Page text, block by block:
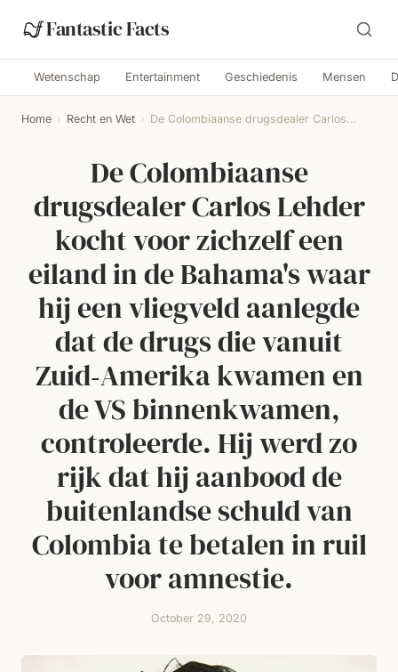
Fantastic Facts
Wetenschap Entertainment Geschiedenis Mensen
Home › Recht en Wet › De Colombiaanse drugsdealer Carlos...
De Colombiaanse
drugsdealer Carlos Lehder
kocht voor zichzelf een
eiland in de Bahama's waar
hij een vliegveld aanlegde
dat de drugs die vanuit
Zuid‑Amerika kwamen en
de VS binnenkwamen,
controleerde. Hij werd zo
rijk dat hij aanbood de
buitenlandse schuld van
Colombia te betalen in ruil
voor amnestie.
October 29, 2020